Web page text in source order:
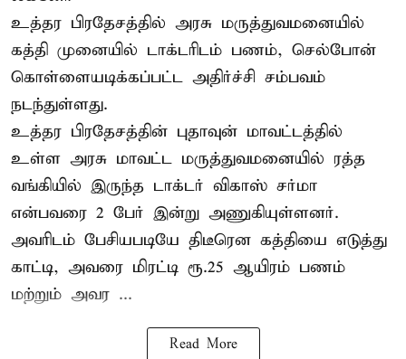
உத்தர பிரதேசத்தில் அரசு மருத்துவமனையில்
கத்தி முனையில் டாக்டரிடம் பணம், செல்போன்
கொள்ளையடிக்கப்பட்ட அதிர்ச்சி சம்பவம்
நடந்துள்ளது.
உத்தர பிரதேசத்தின் புதாவுன் மாவட்டத்தில்
உள்ள அரசு மாவட்ட மருத்துவமனையில் ரத்த
வங்கியில் இருந்த டாக்டர் விகாஸ் சர்மா
என்பவரை 2 பேர் இன்று அணுகியுள்ளனர்.
அவரிடம் பேசியபடியே திடீரென கத்தியை எடுத்து
காட்டி, அவரை மிரட்டி ரூ.25 ஆயிரம் பணம்
மற்றும் அவர ...
Read More